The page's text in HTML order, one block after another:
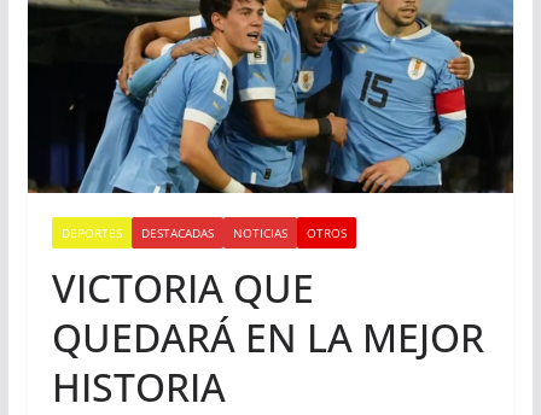
DEPORTES DESTACADAS NOTICIAS OTROS
VICTORIA QUE
QUEDARÁ EN LA MEJOR
HISTORIA